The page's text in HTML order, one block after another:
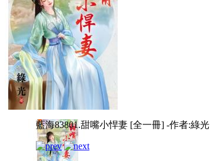
藍海83801.甜嘴小悍妻 [全一冊] -作者:綠光